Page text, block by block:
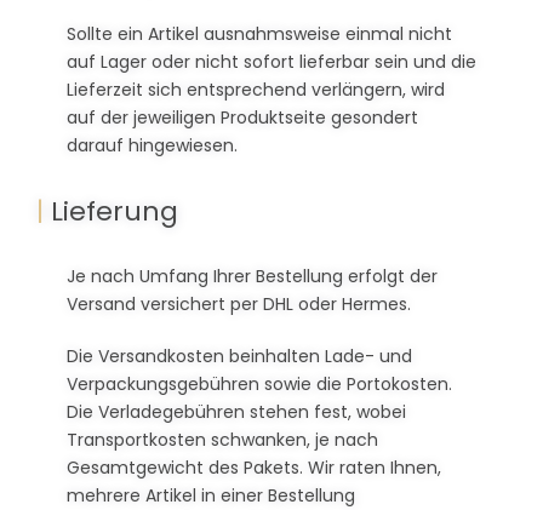
Sollte ein Artikel ausnahmsweise einmal nicht
auf Lager oder nicht sofort lieferbar sein und die
Lieferzeit sich entsprechend verlängern, wird
auf der jeweiligen Produktseite gesondert
darauf hingewiesen.
| Lieferung
Je nach Umfang Ihrer Bestellung erfolgt der
Versand versichert per DHL oder Hermes.
Die Versandkosten beinhalten Lade- und
Verpackungsgebühren sowie die Portokosten.
Die Verladegebühren stehen fest, wobei
Transportkosten schwanken, je nach
Gesamtgewicht des Pakets. Wir raten Ihnen,
mehrere Artikel in einer Bestellung